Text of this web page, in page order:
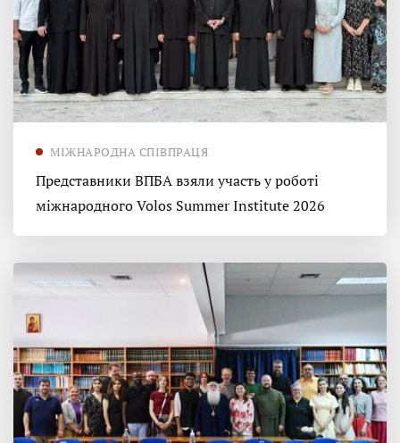
МІЖНАРОДНА СПІВПРАЦЯ
Представники ВПБА взяли участь у роботі
міжнародного Volos Summer Institute 2026